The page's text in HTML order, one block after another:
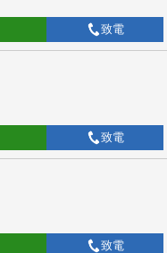
致電
致電
致電